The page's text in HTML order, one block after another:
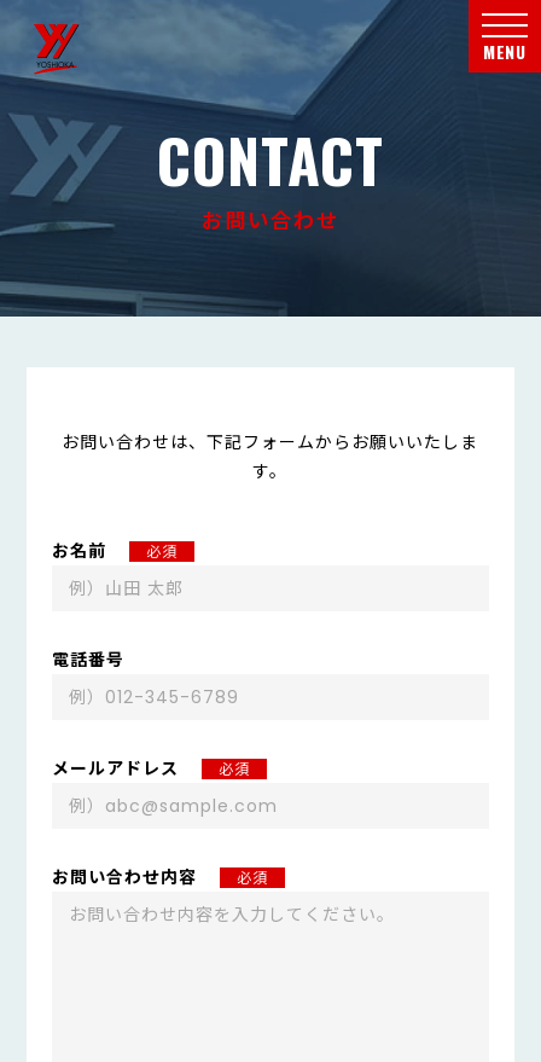
メ
MENU
CONTACT
お問い合わせ
お問い合わせは、下記フォームからお願いいたしま
す。
お名前 必須
電話番号
メールアドレス 必須
お問い合わせ内容 必須